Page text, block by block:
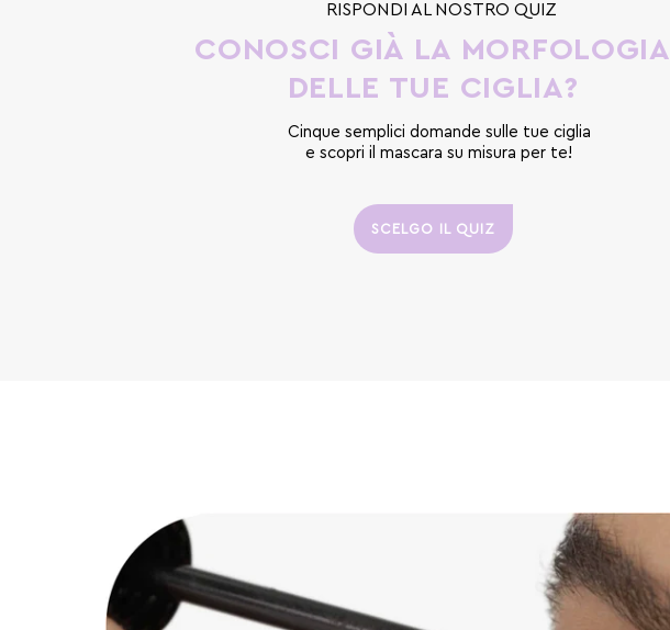
RISPONDI AL NOSTRO QUIZ
CONOSCI GIÀ LA MORFOLOGIA
DELLE TUE CIGLIA?
Cinque semplici domande sulle tue ciglia
e scopri il mascara su misura per te!
SCELGO IL QUIZ